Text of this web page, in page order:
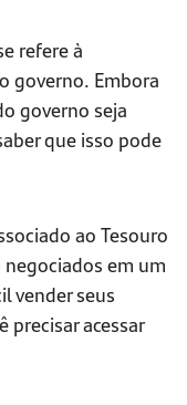
refere à
governo. Embora
governo seja
que isso pode
ao Tesouro
em um
vender seus
precisar acessar